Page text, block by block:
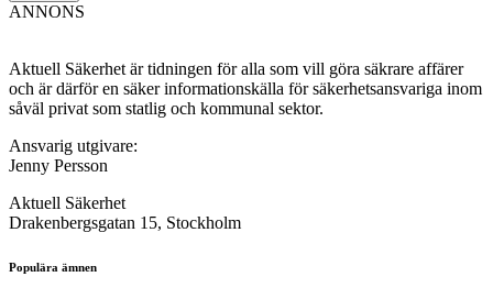
ANNONS
Aktuell Säkerhet är tidningen för alla som vill göra säkrare affärer
och är därför en säker informationskälla för säkerhets­ansvariga inom
såväl privat som statlig och kommunal sektor.
Ansvarig utgivare:
Jenny Persson
Aktuell Säkerhet
Drakenbergsgatan 15, Stockholm
Populära ämnen